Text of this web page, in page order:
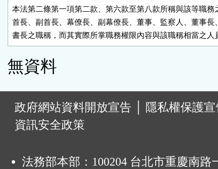
本法第二條第一項第二款、第六款至第八款所稱與該等職務
首長、副首長、幕僚長、副幕僚長、董事、監察人、董事長
書長之職稱，而其實際所掌職務權限內容與該職稱相當之人
無資料
政府網站資料開放宣告
隱私權保護
資訊安全政策
法務部本部：100204 台北市重慶南路